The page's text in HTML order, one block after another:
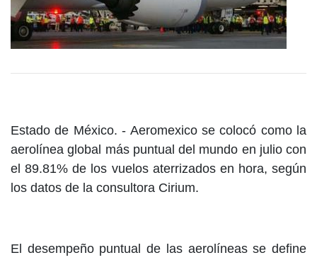
Estado de México. - Aeromexico se colocó como la
aerolínea global más puntual del mundo en julio con
el 89.81% de los vuelos aterrizados en hora, según
los datos de la consultora Cirium.
El desempeño puntual de las aerolíneas se define